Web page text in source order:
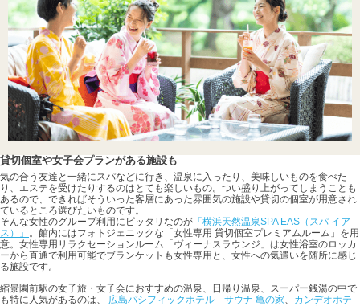
貸切個室や女子会プランがある施設も
気の合う友達と一緒にスパなどに行き、温泉に入ったり、美味しいものを食べた
り、エステを受けたりするのはとても楽しいもの。つい盛り上がってしまうことも
あるので、できればそういった客層にあった雰囲気の施設や貸切の個室が用意され
ているところ選びたいものです。
そんな女性のグループ利用にピッタリなのが 「横浜天然温泉SPA EAS（スパ イア
ス）」 。館内にはフォトジェニックな「女性専用 貸切個室プレミアムルーム」を用
意。女性専用リラクセーションルーム「ヴィーナスラウンジ」は女性浴室のロッカ
ーから直通で利用可能でブランケットも女性専用と、女性への気遣いを随所に感じ
る施設です。
縮景園前駅の女子旅・女子会におすすめの温泉、日帰り温泉、スーパー銭湯の中で
も特に人気があるのは、 広島パシフィックホテル サウナ 亀の家、 カンデオホテ